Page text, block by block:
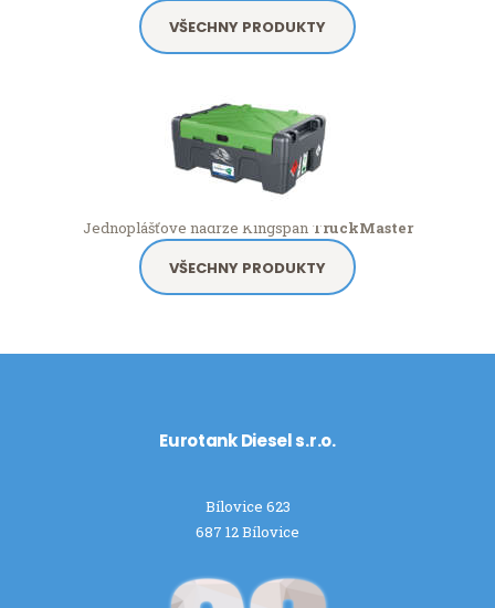
VŠECHNY PRODUKTY
Jednoplášťové nádrže Kingspan TruckMaster
VŠECHNY PRODUKTY
Eurotank Diesel s.r.o.
Bílovice 623
687 12 Bílovice